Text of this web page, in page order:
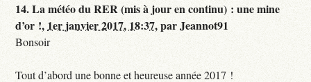
14.La météo du RER (mis à jour en continu) : une mine
d’or !, 1er janvier 2017, 18:37,parJeannot91
Bonsoir
Tout d’abord une bonne et heureuse année 2017 !